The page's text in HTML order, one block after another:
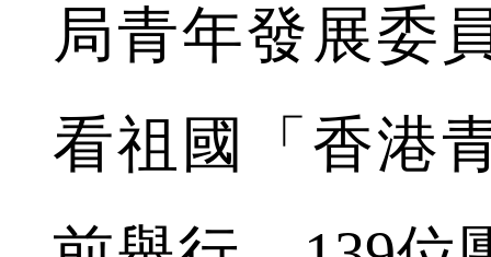
局青年發展委
看祖國「香港